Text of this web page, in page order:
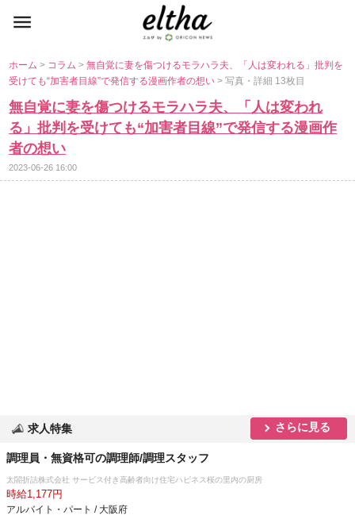
ホーム> コラム>無自覚に妻を傷つけるモラハラ夫、「人は変われる」批判を
受けても“加害者目線”で発信する漫画作者の想い> 写真・詳細 13枚目
無自覚に妻を傷つけるモラハラ夫、「人は変われ
る」批判を受けても“加害者目線”で発信する漫画作
者の想い
2023-06-26 16:00
求人特集 さらに見る
調理員・無資格可の調理師/調理スタッフ
太閤折詰株式会社 サービス付き高齢者向け住宅ハピネス桜の里内の厨房
時給1,177円
アルバイト・パート / 大阪府